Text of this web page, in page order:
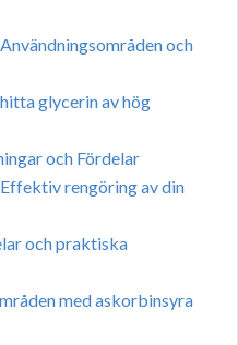
och
glycerin av hög
och Fördelar
rengöring av din
och praktiska
med askorbinsyra